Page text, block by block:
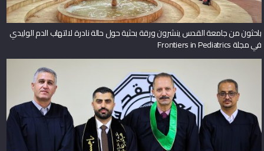
باحثون من جامعة القدس ينشرون ورقة بحثية حول حالة نادرة لالتهاب الدم الوليدي
في مجلة Frontiers in Pediatrics